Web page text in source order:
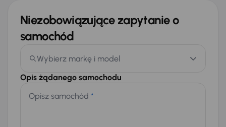
Niezobowiązujące zapytanie o
samochód
Wybierz markę i model
Opis żądanego samochodu
Opisz samochód *